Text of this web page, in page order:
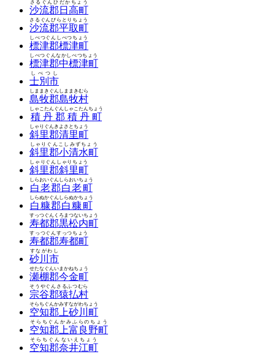
沙流郡日高町
さるぐんひだかちょう
沙流郡平取町
さるぐんびらとりちょう
標津郡標津町
しべつぐんしべつちょう
標津郡中標津町
しべつぐんなかしべつちょう
士別市
しべつし
島牧郡島牧村
しままきぐんしままきむら
積丹郡積丹町
しゃこたんぐんしゃこたんちょう
斜里郡清里町
しゃりぐんきよさとちょう
斜里郡小清水町
しゃりぐんこしみずちょう
斜里郡斜里町
しゃりぐんしゃりちょう
白老郡白老町
しらおいぐんしらおいちょう
白糠郡白糠町
しらぬかぐんしらぬかちょう
寿都郡黒松内町
すっつぐんくろまつないちょう
寿都郡寿都町
すっつぐんすっつちょう
砂川市
すながわし
瀬棚郡今金町
せたなぐんいまかねちょう
宗谷郡猿払村
そうやぐんさるふつむら
空知郡上砂川町
そらちぐんかみすながわちょう
空知郡上富良野町
そらちぐんかみふらのちょう
空知郡奈井江町
そらちぐんないえちょう